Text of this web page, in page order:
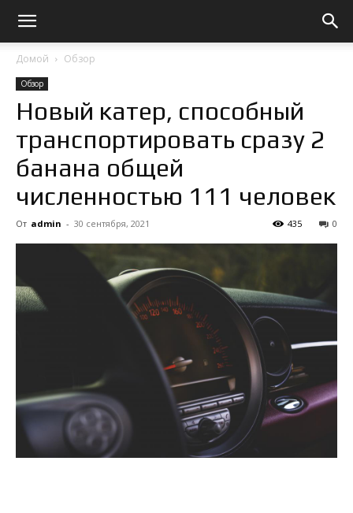
Домой Обзор
Обзор
Новый катер, способный
транспортировать сразу 2
банана общей
численностью 111 человек
От admin - 30 сентября, 2021 0
435